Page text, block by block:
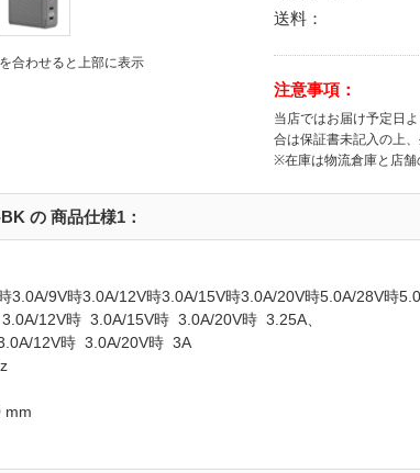
合わせると上部に表示
送料：
注意事項：
当店ではお届け予定日
合は保証書未記入の上
※在庫は物流倉庫と店舗
の 商品仕様1：
3.0A/9V時3.0A/12V時3.0A/15V時3.0A/20V時5.0A/28V時
12V時 3.0A/15V時 3.0A/20V時 3.25A、
12V時 3.0A/20V時 3A
mm